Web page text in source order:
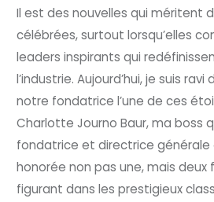
Il est des nouvelles qui méritent
célébrées, surtout lorsqu’elles
leaders inspirants qui
l’industrie. Aujourd’hui, je suis
notre fondatrice l’une de ces
Charlotte Journo Baur, ma boss
fondatrice et directrice générale
honorée non pas une, mais deux
figurant dans les prestigieux